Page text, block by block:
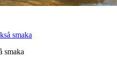
smaka